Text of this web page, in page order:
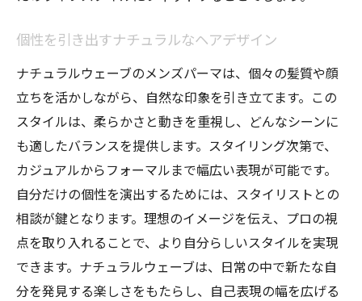
清潔感を引き出すヘアメンテナンス
印象を左右するスタイリングのコツ
ナチュラルウェーブで魅せるメンズヘアスタイ
ルの可能性
個性を活かすヘアスタイルの選び方
様々なシーンに対応するスタイル提案
変化を楽しむためのヘアスタイルアイデア
ナチュラルウェーブで挑戦する新しい自分
ファッションと合わせた総合的なスタイル
作り
個性を引き出すナチュラルなヘアデザイン
ナチュラルウェーブのメンズパーマは、個々の髪質や顔
立ちを活かしながら、自然な印象を引き立てます。この
スタイルは、柔らかさと動きを重視し、どんなシーンに
も適したバランスを提供します。スタイリング次第で、
カジュアルからフォーマルまで幅広い表現が可能です。
自分だけの個性を演出するためには、スタイリストとの
相談が鍵となります。理想のイメージを伝え、プロの視
点を取り入れることで、より自分らしいスタイルを実現
できます。ナチュラルウェーブは、日常の中で新たな自
分を発見する楽しさをもたらし、自己表現の幅を広げる